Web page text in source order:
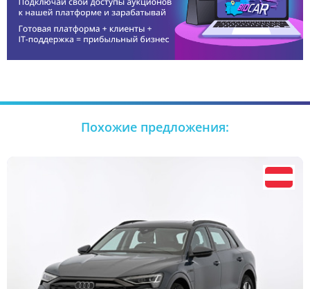
Похожие предложения: